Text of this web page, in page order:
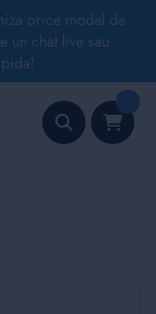
orice model de
un chat live sau